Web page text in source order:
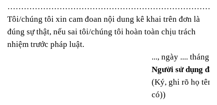
Tôi/chúng tôi xin cam đoan nội dung kê khai trên đơn là
đúng sự thật, nếu sai tôi/chúng tôi hoàn toàn chịu trách
nhiệm trước pháp luật.
..., ngày .... tháng
Người sử dụng
(Ký, ghi rõ họ tên
có))